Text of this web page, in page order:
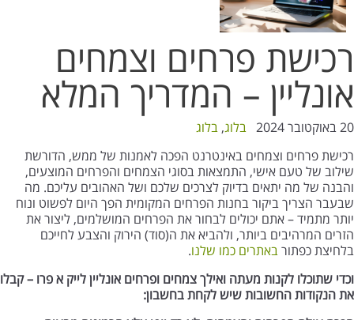
רכישת פרחים וצמחים
אונליין – המדריך המלא
20 באוקטובר 2024 בלוג, בלוג
רכישת פרחים וצמחים באינטרנט הפכה לאמנות של ממש, הדורשת
שילוב של טעם אישי, התמצאות בסוגי הצמחים והפרחים המוצעים,
והבנה של מה יתאים בדיוק לצרכים שלכם ושל האהובים עליכם. מה
שבעבר הצריך ביקור בחנות הפרחים המקומית הפך היום לפשוט ונוח
יותר מתמיד – אתם יכולים לבחור את הפרחים המושלמים, ליצור את
הזרים המרהיבים ביותר, ולהביא את ה(סוד) הירוק והצבע לחייכם
בלחיצת כפתורבאתרים כמו שלנו.
וכדי שתוכלו לקנות מעתה ואילך צמחים ופרחים אונליין לייק א פרו – קבלו
את הנקודות החשובות שיש לקחת בחשבון: